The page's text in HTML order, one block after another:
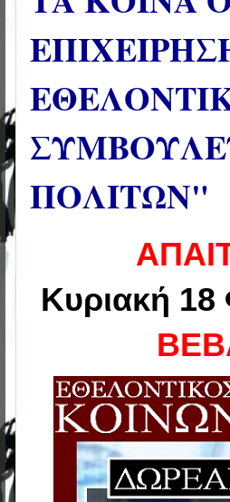
ΠΟΛΙΤΩΝ"
Κυριακή